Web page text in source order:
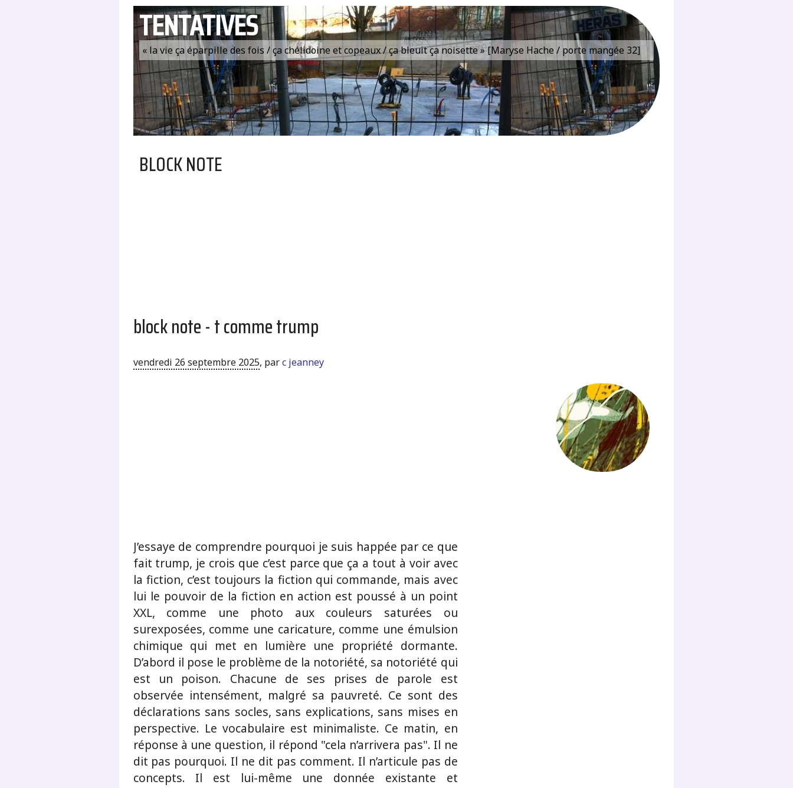
TENTATIVES
« la vie ça éparpille des fois / ça chélidoine et copeaux / ça bleuit ça noisette » [Maryse Hache / porte mangée 32]
BLOCK NOTE
block note - t comme trump
vendredi 26 septembre 2025, parc jeanney
J’essaye de comprendre pourquoi je suis happée par ce que
fait trump, je crois que c’est parce que ça a tout à voir avec
la fiction, c’est toujours la fiction qui commande, mais avec
lui le pouvoir de la fiction en action est poussé à un point
XXL, comme une photo aux couleurs saturées ou
surexposées, comme une caricature, comme une émulsion
chimique qui met en lumière une propriété dormante.
D’abord il pose le problème de la notoriété, sa notoriété qui
est un poison. Chacune de ses prises de parole est
observée intensément, malgré sa pauvreté. Ce sont des
déclarations sans socles, sans explications, sans mises en
perspective. Le vocabulaire est minimaliste. Ce matin, en
réponse à une question, il répond "cela n’arrivera pas". Il ne
dit pas pourquoi. Il ne dit pas comment. Il n’articule pas de
concepts. Il est lui-même une donnée existante et